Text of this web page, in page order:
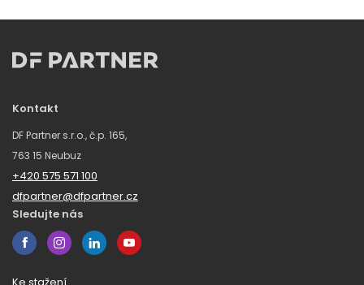
Kontakt
DF Partner s.r.o., č.p. 165,
763 15 Neubuz
+420 575 571 100
dfpartner@dfpartner.cz
Sledujte nás